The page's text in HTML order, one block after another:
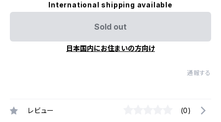
International shipping available
Sold out
日本国内にお住まいの方向け
通報する
レビュー (0)